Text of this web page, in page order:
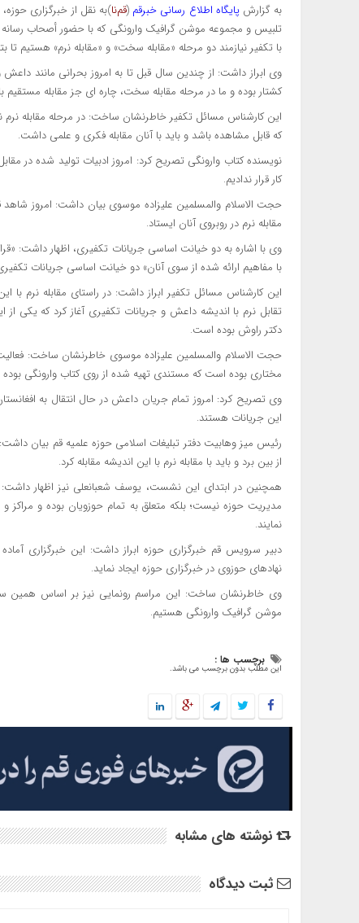
به گزارشپایگاه اطلاع‌ رسانی خبرقم (قم‌نا)به نقل از خبرگزاری
تلبیس و مجموعه موشن گرافیک وارونگی که با حضور أصحاب رسانه
با تکفیر نیازمند دو مرحله «مقابله سخت» و «مقابله نرم» هستیم تا
وی ابراز داشت: از چندین سال قبل تا به امروز بحرانی مانند
کشتار بوده و ما در مرحله مقابله سخت، چاره ای جز مقابله مستقیم
این کارشناس مسائل تکفیر خاطرنشان ساخت: در مرحله مقابله
که قابل مشاهده باشد و باید با آنان مقابله فکری و علمی داشت.
نویسنده کتاب وارونگی تصریح کرد: امروز ادبیات تولید شده در
کار قرار ندادیم.
حجت الاسلام والمسلمین علیزاده موسوی بیان داشت: امروز شاهد
مقابله نرم در روبروی آنان ایستاد.
وی با اشاره به دو خیانت اساسی جریانات تکفیری، اظهار داشت:
با مفاهیم ارائه شده از سوی آنان» دو خیانت اساسی جریانات
این کارشناس مسائل تکفیر ابراز داشت: در راستای مقابله نرم با
تقابل نرم با اندیشه داعش و جریانات تکفیری آغاز کرد که یکی
دکتر راوش بوده است.
حجت الاسلام والمسلمین علیزاده موسوی خاطرنشان ساخت:
مختاری بوده است که مستندی تهیه شده از روی کتاب وارونگی
وی تصریح کرد: امروز تمام جریان داعش در حال انتقال به
این جریانات هستند.
رئیس میز وهابیت دفتر تبلیغات اسلامی حوزه علمیه قم بیان
از بین برد و باید با مقابله نرم با این اندیشه مقابله کرد.
همچنین در ابتدای این نشست، یوسف شعبانعلی نیز اظهار
مدیریت حوزه نیست؛ بلکه متعلق به تمام حوزویان بوده و مراکز
نمایند.
دبیر سرویس قم خبرگزاری حوزه ابراز داشت: این خبرگزاری
نهادهای حوزوی در خبرگزاری حوزه ایجاد نماید.
وی خاطرنشان ساخت: این مراسم رونمایی نیز بر اساس همین
موشن گرافیک وارونگی هستیم.
برچسب ها :
این مطلب بدون برچسب می باشد.
نوشته های مشابه
ثبت دیدگاه